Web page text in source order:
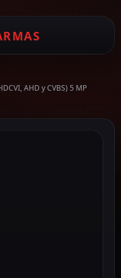
AHD y CVBS) 5 MP